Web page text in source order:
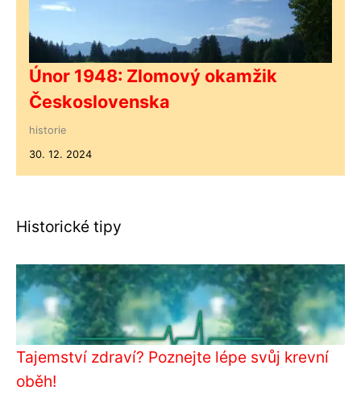
Únor 1948: Zlomový okamžik
Československa
historie
30. 12. 2024
Historické tipy
Tajemství zdraví? Poznejte lépe svůj krevní
oběh!